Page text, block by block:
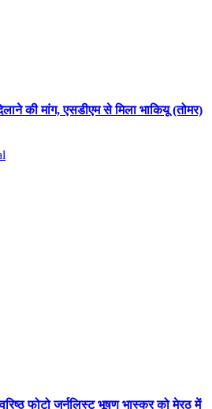
की मांग, एसडीएम से मिला भाकियू (तोमर)
फोटो जर्नलिस्ट भूषण भास्कर को मेरठ में